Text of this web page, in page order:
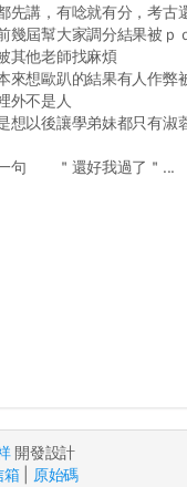
先講，有唸就有分，考古
幾屆幫大家調分結果被ｐ
其他老師找麻煩
來想歐趴的結果有人作弊
外不是人
想以後讓學弟妹都只有淑
句 ＂還好我過了＂...
開發設計
箱| 原始碼